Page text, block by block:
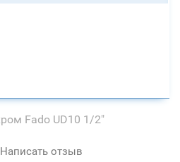
Написать отзыв